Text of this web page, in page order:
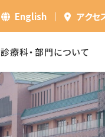
English アクセ
診療科・部門について